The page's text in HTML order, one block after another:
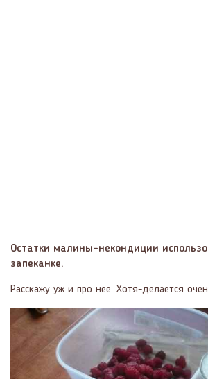
Остатки малины-некондиции
запеканке.
Расскажу уж и про нее. Хотя-делается